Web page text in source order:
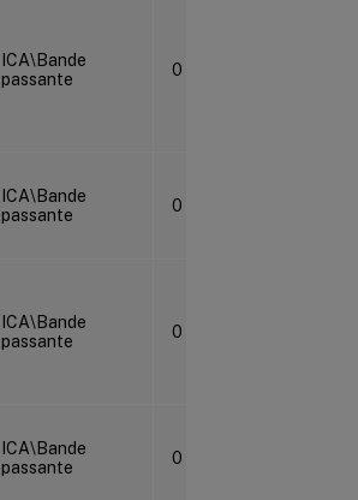
ICA\Bande
passante
0
ICA\Bande
passante
0
ICA\Bande
passante
0
ICA\Bande
passante
0